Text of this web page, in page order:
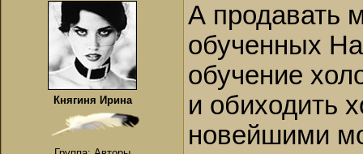
Княгиня Ирина
А продавать
обученных
обучение
и обиходить
новейшими